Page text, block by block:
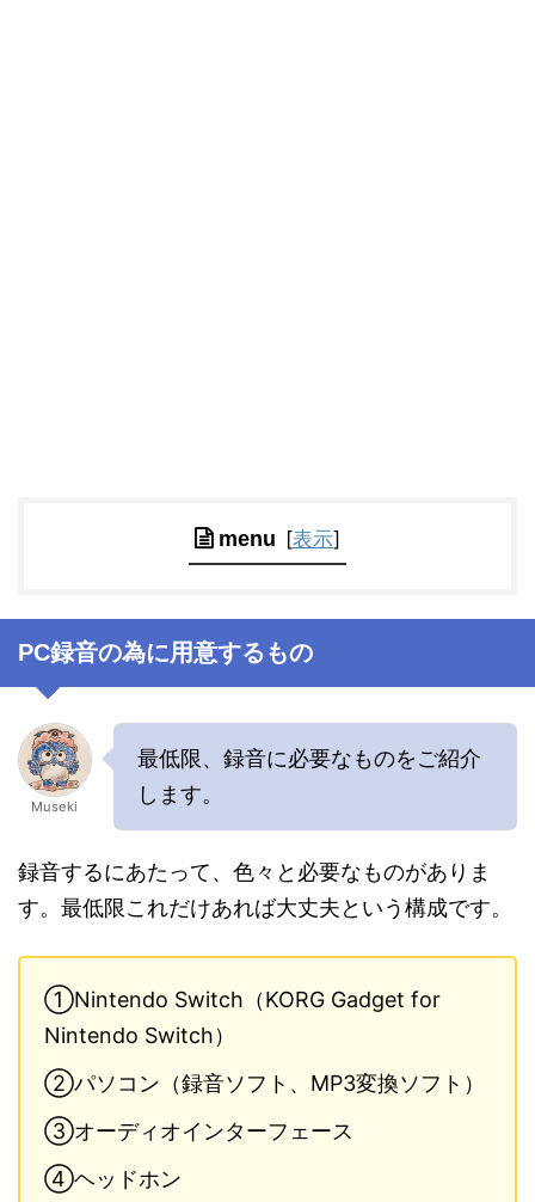
menu [表示]
PC録音の為に用意するもの
Museki
最低限、録音に必要なものをご紹介
します。
録音するにあたって、色々と必要なものがありま
す。最低限これだけあれば大丈夫という構成です。
①Nintendo Switch（KORG Gadget for
Nintendo Switch）
②パソコン（録音ソフト、MP3変換ソフト）
③オーディオインターフェース
④ヘッドホン